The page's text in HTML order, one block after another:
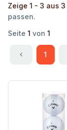
Zeige 1 - 3 aus 3
passen.
Seite 1 von 1
1